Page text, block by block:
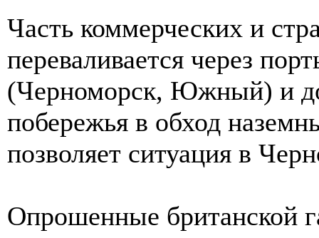
Часть коммерческих и
переваливается через
(Черноморск, Южный) и
побережья в обход
позволяет ситуация в
Опрошенные британской